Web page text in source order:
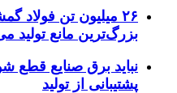
۲۶ میلیون تن فولاد
بزرگ‌ترین مانع تولید
نباید برق صنایع قطع
پشتیبانی از تولید